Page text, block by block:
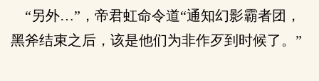
“另外…”，帝君虹命令道“通知幻影霸者团，
黑斧结束之后，该是他们为非作歹到时候了。”